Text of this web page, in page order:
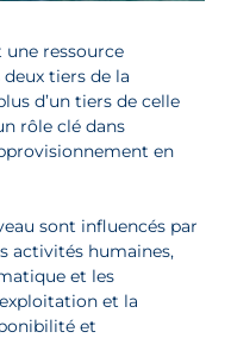
une ressource
tiers de la
d’un tiers de celle
rôle clé dans
en
sont influencés par
activités humaines,
et les
et la
et